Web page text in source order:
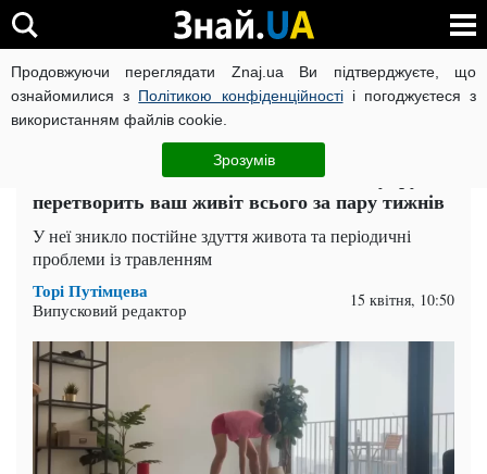
Продовжуючи переглядати Znaj.ua Ви підтверджуєте, що
ознайомилися з Політикою конфіденційностіі погоджуєтеся з
використанням файлів cookie.
Зрозумів
ВІЙНА РОСІЇ ПРОТИ УКРАЇНИ КОРОНАВІРУС В УКРАЇНІ
ЧИТАТЬ НА РУССКОМ
Весна-2025 – час змін: як відмова від цукру
перетворить ваш живіт всього за пару тижнів
У неї зникло постійне здуття живота та періодичні
проблеми із травленням
Торі Путімцева
Випусковий редактор 15 квітня, 10:50